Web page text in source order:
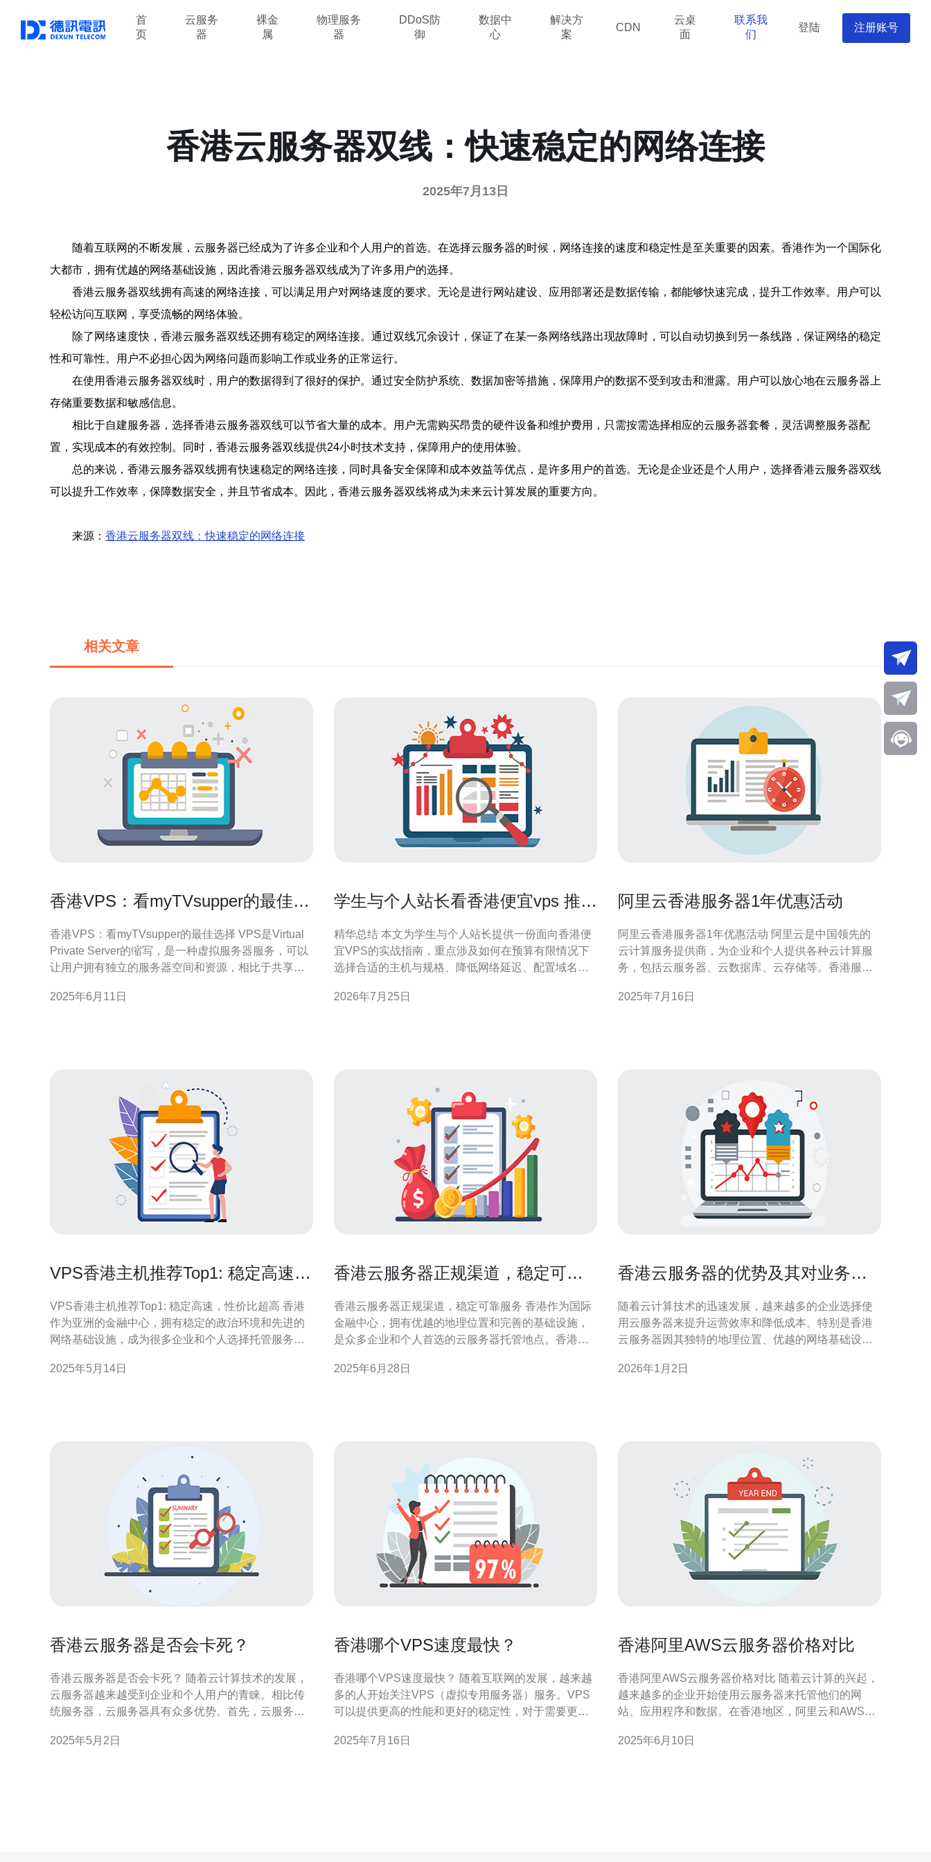
首
页
云服务
器
裸金
属
物理服务
器
DDoS防
御
数据中
心
解决方
案
CDN
云桌
面
联系我
们
登陆 注册账号
香港云服务器双线：快速稳定的网络连接
2025年7月13日
随着互联网的不断发展，云服务器已经成为了许多企业和个人用户的首选。在选择云服务器的时候，网络连接的速度和稳定性是至关重要的因素。香港作为一个国际化
大都市，拥有优越的网络基础设施，因此香港云服务器双线成为了许多用户的选择。
香港云服务器双线拥有高速的网络连接，可以满足用户对网络速度的要求。无论是进行网站建设、应用部署还是数据传输，都能够快速完成，提升工作效率。用户可以
轻松访问互联网，享受流畅的网络体验。
除了网络速度快，香港云服务器双线还拥有稳定的网络连接。通过双线冗余设计，保证了在某一条网络线路出现故障时，可以自动切换到另一条线路，保证网络的稳定
性和可靠性。用户不必担心因为网络问题而影响工作或业务的正常运行。
在使用香港云服务器双线时，用户的数据得到了很好的保护。通过安全防护系统、数据加密等措施，保障用户的数据不受到攻击和泄露。用户可以放心地在云服务器上
存储重要数据和敏感信息。
相比于自建服务器，选择香港云服务器双线可以节省大量的成本。用户无需购买昂贵的硬件设备和维护费用，只需按需选择相应的云服务器套餐，灵活调整服务器配
置，实现成本的有效控制。同时，香港云服务器双线提供24小时技术支持，保障用户的使用体验。
总的来说，香港云服务器双线拥有快速稳定的网络连接，同时具备安全保障和成本效益等优点，是许多用户的首选。无论是企业还是个人用户，选择香港云服务器双线
可以提升工作效率，保障数据安全，并且节省成本。因此，香港云服务器双线将成为未来云计算发展的重要方向。
来源： 香港云服务器双线：快速稳定的网络连接
相关文章
香港VPS：看myTVsupper的最佳选
香港VPS：看myTVsupper的最佳选择 VPS是Virtual
Private Server的缩写，是一种虚拟服务器服务，可以
让用户拥有独立的服务器空间和资源，相比于共享主
网络环境和高速的网络连接，对于需要观看
2025年6月11日
学生与个人站长看香港便宜vps 推荐
精华总结 本文为学生与个人站长提供一份面向香港便
宜VPS的实战指南，重点涉及如何在预算有限情况下
选择合适的主机与规格、降低网络延迟、配置域名解
讯电讯，因其在性价比、线路与基础防护上的表现适
2026年7月25日
阿里云香港服务器1年优惠活动
阿里云香港服务器1年优惠活动 阿里云是中国领先的
云计算服务提供商，为企业和个人提供各种云计算服
务，包括云服务器、云数据库、云存储等。香港服务
性高、网络速度快的特点。 阿里云香港服务器1年优
2025年7月16日
VPS香港主机推荐Top1: 稳定高速，
VPS香港主机推荐Top1: 稳定高速，性价比超高 香港
作为亚洲的金融中心，拥有稳定的政治环境和先进的
网络基础设施，成为很多企业和个人选择托管服务器
和良好的性价比备受推崇。 VPS香港主机提供的网络
2025年5月14日
香港云服务器正规渠道，稳定可靠
香港云服务器正规渠道，稳定可靠服务 香港作为国际
金融中心，拥有优越的地理位置和完善的基础设施，
是众多企业和个人首选的云服务器托管地点。香港云
避免网络封锁和监管，保障用户的数据安全和隐私。
2025年6月28日
香港云服务器的优势及其对业务的
随着云计算技术的迅速发展，越来越多的企业选择使
用云服务器来提升运营效率和降低成本。特别是香港
云服务器因其独特的地理位置、优越的网络基础设施
将深入探讨香港云服务器的优势，并分析其对企业业
2026年1月2日
香港云服务器是否会卡死？
香港云服务器是否会卡死？ 随着云计算技术的发展，
云服务器越来越受到企业和个人用户的青睐。相比传
统服务器，云服务器具有众多优势。首先，云服务器
整资源。其次，云服务器提供了强大的计算能力和存
2025年5月2日
香港哪个VPS速度最快？
香港哪个VPS速度最快？ 随着互联网的发展，越来越
多的人开始关注VPS（虚拟专用服务器）服务。VPS
可以提供更高的性能和更好的稳定性，对于需要更多
的选择。在香港，有许多VPS供应商，但哪家的速度
2025年7月16日
香港阿里AWS云服务器价格对比
香港阿里AWS云服务器价格对比 随着云计算的兴起，
越来越多的企业开始使用云服务器来托管他们的网
站、应用程序和数据。在香港地区，阿里云和AWS是
服务器价格进行比较分析，帮助读者选择适合自己需
2025年6月10日